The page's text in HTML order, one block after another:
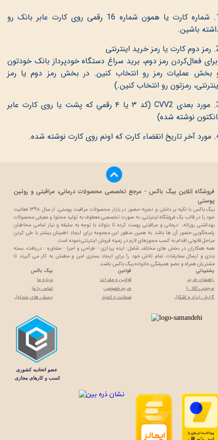
1. شماره کارت یا همون شماره 16 رقمی روی کارت عابر بانک رو
باشین.
اینترنتی
فعال‌کردن رمز دوم، برید سراغ دستگاه خودپرداز بانک خودتون
بخش عملیات رمز رو انتخاب کنین. در بخش رمز دوم یا رمز
رمزتون رو انتخاب کنین.)
3. مورد بعدی CVV2 (کد ۳ یا ۴ رقمیِ که پشت یا روی کارت‌‌‌‌‌‌‌‌‌‌‌‌‌‌‌‌‌‌‌‌‌‌‌‌‌‌‌‌‌‌‌‌‌‌‌‌‌‌‌‌‌‌‌‌‌‌‌‌‌‌‌‌‌ عابر
نوشته شده)
نوشته شده.
پشتیبانی
راهنمای خرید
مرجوعی کالا :(
گزارش ایراد و اشکال
قوانین
قوانین و مقررات
حریم خصوصی
ضمانت و اعتبار
بیگ باکس
درباره ما
تماس با ما
پرسش های متداول
فروشگاه آنلاین بیگ باکس - مرجع تخصصی محصولات درمانی، مراقبتی و روتین
پوستی
بیگ باکس با تکیه بر دانش و تجربه حضور در بازار محصولات مراقبت پوستی، از سال 1398 فعالیت
خود را در قالب یک فروشگاه اینترنتی، به صورت تخصصی معطوف به تولید محتوا و معرفی محصولات
بهداشتی روزانه، درمانی و مراقبتی پوست کرده تا بتواند با توجه به سلیقه و نیاز تمامی مخاطبان
پاسخگویی حضور آن ها باشد. به همین منظور این مجموعه برای ایجاد اطمینان بیشتر با طی کردن
مراحل قانونی اقدام به کسب مجوزهای لازم در زمینه فروش اینترنتی نموده است.
همه همکاران در بخش های مختلف شامل: ایده پردازی - طراحی و اجرا - مشاوره - دریافت، بسته
بندی و ارسال سفارشات تمام تلاش خود را برای ایجاد بستری امن و مطمئن به کار می گیرند تا
مشتریان همراه و عضو همیشگی خانواده بیگ باکس باشند.